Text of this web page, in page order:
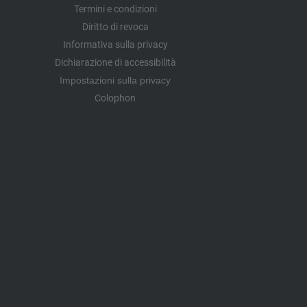
Termini e condizioni
Diritto di revoca
Informativa sulla privacy
Dichiarazione di accessibilità
Impostazioni sulla privacy
Colophon